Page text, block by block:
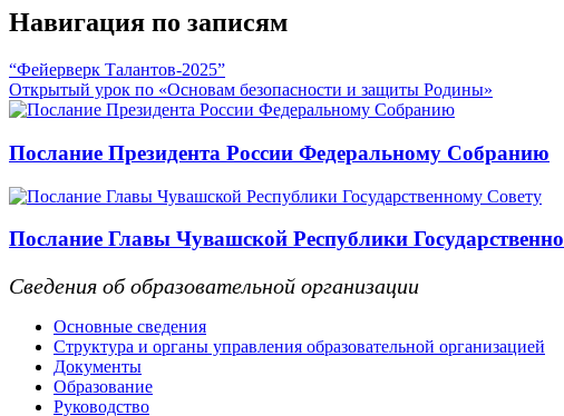
Навигация по записям
“Фейерверк Талантов-2025”
Открытый урок по «Основам безопасности и защиты Родины»
Послание Президента России Федеральному Собранию
Послание Главы Чувашской Республики
Сведения об образовательной организации
Основные сведения
Структура и органы управления образовательной организацией
Документы
Образование
Руководство